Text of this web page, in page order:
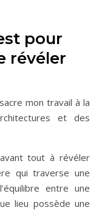
pour
révéler
et des
tout à révéler
qui traverse une
entre une
lieu possède une